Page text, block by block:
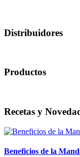
Distribuidores
Productos
Recetas y
Beneficios de la